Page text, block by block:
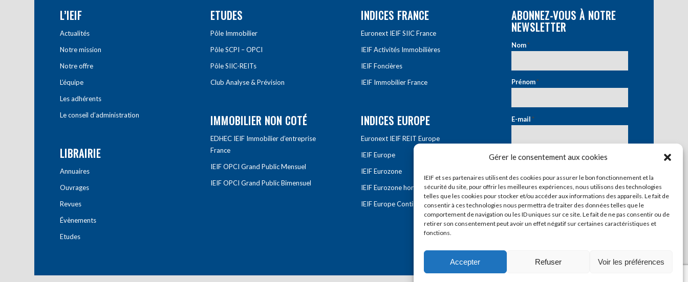
Gérer le consentement aux cookies
IEIF et ses partenaires utilisent des cookies pour assurer le bon fonctionnement et la
sécurité du site, pour offrir les meilleures expériences, nous utilisons des technologies
telles que les cookies pour stocker et/ou accéder aux informations des appareils. Le fait de
consentir à ces technologies nous permettra de traiter des données telles que le
comportement de navigation ou les ID uniques sur ce site. Le fait de ne pas consentir ou de
retirer son consentement peut avoir un effet négatif sur certaines caractéristiques et
fonctions.
Accepter Refuser Voir les préférences
L’IEIF
Actualités
Notre mission
Notre offre
L’équipe
Les adhérents
Le conseil d’administration
LIBRAIRIE
Annuaires
Ouvrages
Revues
Évènements
Etudes
ETUDES
Pôle Immobilier
Pôle SCPI – OPCI
Pôle SIIC-REITs
Club Analyse & Prévision
IMMOBILIER NON COTÉ
EDHEC IEIF Immobilier d’entreprise
France
IEIF OPCI Grand Public Mensuel
IEIF OPCI Grand Public Bimensuel
INDICES FRANCE
Euronext IEIF SIIC France
IEIF Activités Immobilières
IEIF Foncières
IEIF Immobilier France
INDICES EUROPE
Euronext IEIF REIT Europe
IEIF Europe
IEIF Eurozone
IEIF Eurozone hors France
IEIF Europe Continentale
ABONNEZ-VOUS À NOTRE
NEWSLETTER
Nom*
Prénom*
E-mail*